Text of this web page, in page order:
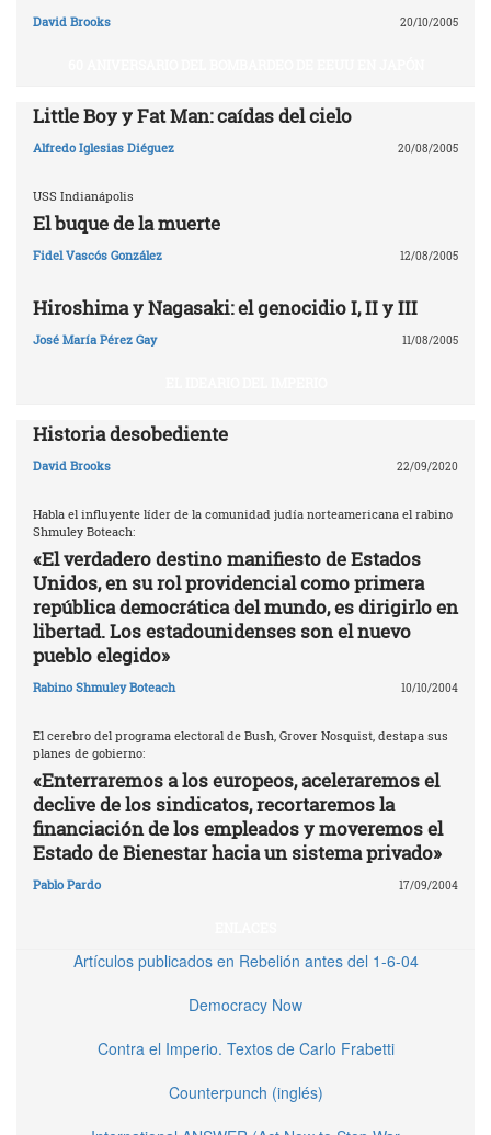
David Brooks 20/10/2005
Little Boy y Fat Man: caídas del cielo
Alfredo Iglesias Diéguez 20/08/2005
USS Indianápolis
El buque de la muerte
Fidel Vascós González 12/08/2005
Hiroshima y Nagasaki: el genocidio I, II y III
José María Pérez Gay 11/08/2005
Historia desobediente
David Brooks 22/09/2020
Habla el influyente líder de la comunidad judía norteamericana el rabino
Shmuley Boteach:
«El verdadero destino manifiesto de Estados
Unidos, en su rol providencial como primera
república democrática del mundo, es dirigirlo en
libertad. Los estadounidenses son el nuevo
pueblo elegido»
Rabino Shmuley Boteach 10/10/2004
El cerebro del programa electoral de Bush, Grover Nosquist, destapa sus
planes de gobierno:
«Enterraremos a los europeos, aceleraremos el
declive de los sindicatos, recortaremos la
financiación de los empleados y moveremos el
Estado de Bienestar hacia un sistema privado»
Pablo Pardo 17/09/2004
Artículos publicados en Rebelión antes del 1-6-04
Democracy Now
Contra el Imperio. Textos de Carlo Frabetti
Counterpunch (inglés)